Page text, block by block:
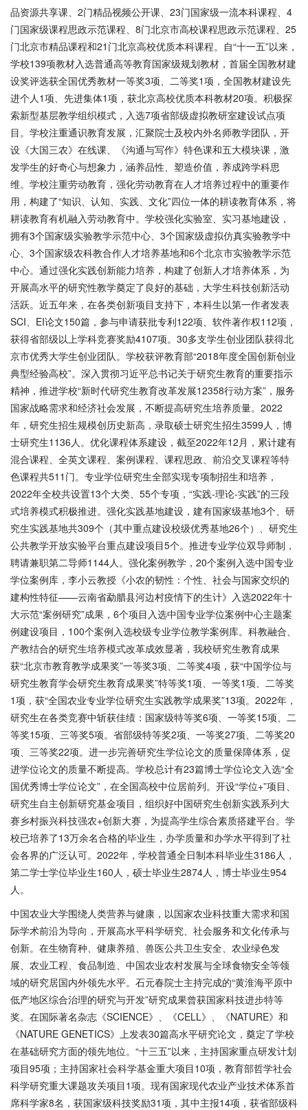
品资源共享课、2门精品视频公开课、23门国家级一流本科课程、4
门国家级课程思政示范课程、8门北京市高校课程思政示范课程、25
门北京市精品课程和21门北京高校优质本科课程。自“十一五”以来，
学校139项教材入选普通高等教育国家级规划教材，首届全国教材建
设奖评选获全国优秀教材一等奖3项、二等奖1项，全国教材建设先
进个人1项、先进集体1项，获北京高校优质本科教材20项。积极探
索新型基层教学组织模式，入选7项省部级虚拟教研室建设试点项
目。学校注重通识教育发展，汇聚院士及校内外名师教学团队，开
设《大国三农》在线课、《沟通与写作》特色课和五大模块课，激
发学生的好奇心与想象力，涵养品性、塑造价值，养成跨学科思
维。学校注重劳动教育，强化劳动教育在人才培养过程中的重要作
用，构建了“知识、认知、实践、文化”四位一体的耕读教育体系，将
耕读教育有机融入劳动教育中。学校强化实验室、实习基地建设，
拥有3个国家级实验教学示范中心、3个国家级虚拟仿真实验教学中
心、3个国家级农科教合作人才培养基地和6个北京市实验教学示范
中心。通过强化实践创新能力培养，构建了创新人才培养体系，为
开展高水平的研究性教学奠定了良好的基础，大学生科技创新活动
活跃。近五年来，在各类创新项目支持下，本科生以第一作者发表
SCI、EI论文150篇，参与申请获批专利122项、软件著作权112项，
获得省部级以上学科竞赛奖励4107项。30多支学生创业团队获得北
京市优秀大学生创业团队。学校获评教育部“2018年度全国创新创业
典型经验高校”。深入贯彻习近平总书记关于研究生教育的重要指示
精神，推进学校“新时代研究生教育改革发展12358行动方案”，服务
国家战略需求和经济社会发展，不断提高研究生培养质量。2022
年，研究生招生规模创历史新高，录取硕士研究生招生3599人，博
士研究生1136人。优化课程体系建设，截至2022年12月，累计建有
混合课程、全英文课程、案例课程、课程思政、前沿交叉课程等特
色课程共511门。专业学位研究生全部实现专项制招生和培养，
2022年全校共设置13个大类、55个专项，“实践-理论-实践”的三段
式培养模式积极推进。强化实践基地建设，建有国家级基地3个、研
究生实践基地共309个（其中重点建设校级优秀基地26个）、研究生
公共教学开放实验平台重点建设项目5个。推进专业学位双导师制，
聘请兼职第二导师1144人。强化案例教学，20个案例入选中国专业
学位案例库，李小云教授《小农的韧性：个性、社会与国家交织的
建构性特征——云南省勐腊县河边村疫情下的生计》入选2022年十
大示范“案例研究”成果，6个项目入选中国专业学位案例中心主题案
例建设项目，100个案例入选校级专业学位教学案例库。科教融合、
产教结合的研究生培养模式改革成效显著，我校研究生教育成果
获“北京市教育教学成果奖”一等奖3项、二等奖4项，获“中国学位与
研究生教育学会研究生教育成果奖”特等奖1项、一等奖1项、二等奖
1项，获“全国农业专业学位研究生实践教学成果奖”13项。2022年，
研究生在各类竞赛中斩获佳绩：国家级特等奖6项、一等奖15项、二
等奖15项、三等奖5项。省部级特等奖2项、一等奖27项、二等奖20
项、三等奖22项。进一步完善研究生学位论文的质量保障体系，促
进学位论文的质量不断提高。学校总计有23篇博士学位论文入选“全
国优秀博士学位论文”，在全国高校中位居前列。开设“学位+”项目、
研究生自主创新研究基金项目，组织好中国研究生创新实践系列大
赛乡村振兴科技强农+创新大赛，为提高学生综合素质搭建平台。学
校已培养了13万余名合格的毕业生，办学质量和办学水平得到了社
会各界的广泛认可。2022年，学校普通全日制本科毕业生3186人，
第二学士学位毕业生160人，硕士毕业生2874人，博士毕业生954
人。
中国农业大学围绕人类营养与健康，以国家农业科技重大需求和国
际学术前沿为导向，开展高水平科学研究、社会服务和文化传承与
创新。在生物育种、健康养殖、兽医公共卫生安全、农业绿色发
展、农业工程、食品制造、中国农业农村发展与全球食物安全等领
域的研究居国内外领先水平。石元春院士主持完成的“黄淮海平原中
低产地区综合治理的研究与开发”研究成果曾获国家科技进步特等
奖。在国际著名杂志《SCIENCE》、《CELL》、《NATURE》和
《NATURE GENETICS》上发表30篇高水平研究论文，奠定了学校
在基础研究方面的领先地位。“十三五”以来，主持国家重点研发计划
项目95项；主持国家社会科学基金重大项目10项，教育部哲学社会
科学研究重大课题攻关项目1项。现有国家现代农业产业技术体系首
席科学家8名，获国家级科技奖励31项，其中主报14项，获省部级科